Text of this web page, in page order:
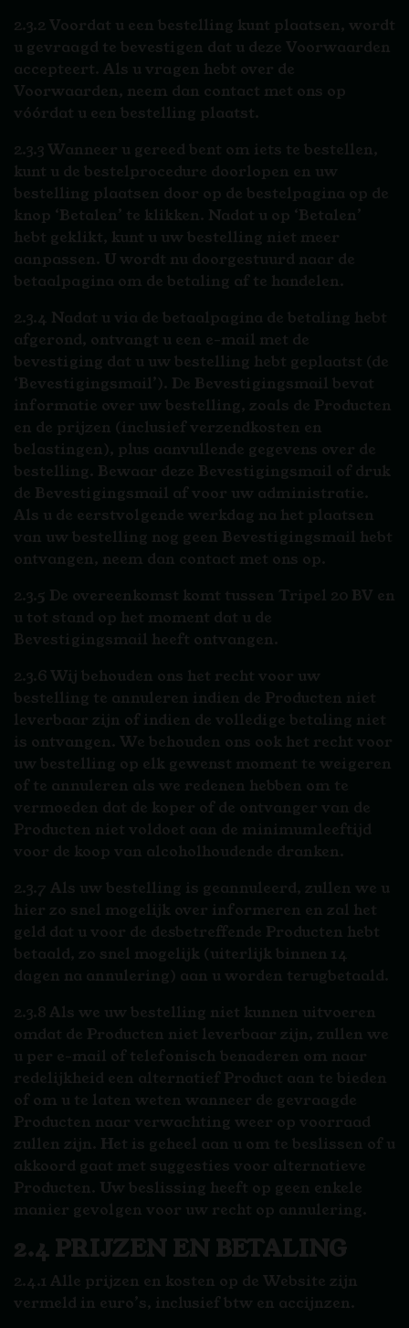
2.3.2 Voordat u een bestelling kunt plaatsen, wordt
u gevraagd te bevestigen dat u deze Voorwaarden
accepteert. Als u vragen hebt over de
Voorwaarden, neem dan contact met ons op
vóórdat u een bestelling plaatst.
2.3.3 Wanneer u gereed bent om iets te bestellen,
kunt u de bestelprocedure doorlopen en uw
bestelling plaatsen door op de bestelpagina op de
knop ‘Betalen’ te klikken. Nadat u op ‘Betalen’
hebt geklikt, kunt u uw bestelling niet meer
aanpassen. U wordt nu doorgestuurd naar de
betaalpagina om de betaling af te handelen.
2.3.4 Nadat u via de betaalpagina de betaling hebt
afgerond, ontvangt u een e-mail met de
bevestiging dat u uw bestelling hebt geplaatst (de
‘Bevestigingsmail’). De Bevestigingsmail bevat
informatie over uw bestelling, zoals de Producten
en de prijzen (inclusief verzendkosten en
belastingen), plus aanvullende gegevens over de
bestelling. Bewaar deze Bevestigingsmail of druk
de Bevestigingsmail af voor uw administratie.
Als u de eerstvolgende werkdag na het plaatsen
van uw bestelling nog geen Bevestigingsmail hebt
ontvangen, neem dan contact met ons op.
2.3.5 De overeenkomst komt tussen Tripel 20 BV en
u tot stand op het moment dat u de
Bevestigingsmail heeft ontvangen.
2.3.6 Wij behouden ons het recht voor uw
bestelling te annuleren indien de Producten niet
leverbaar zijn of indien de volledige betaling niet
is ontvangen. We behouden ons ook het recht voor
uw bestelling op elk gewenst moment te weigeren
of te annuleren als we redenen hebben om te
vermoeden dat de koper of de ontvanger van de
Producten niet voldoet aan de minimumleeftijd
voor de koop van alcoholhoudende dranken.
2.3.7 Als uw bestelling is geannuleerd, zullen we u
hier zo snel mogelijk over informeren en zal het
geld dat u voor de desbetreffende Producten hebt
betaald, zo snel mogelijk (uiterlijk binnen 14
dagen na annulering) aan u worden terugbetaald.
2.3.8 Als we uw bestelling niet kunnen uitvoeren
omdat de Producten niet leverbaar zijn, zullen we
u per e-mail of telefonisch benaderen om naar
redelijkheid een alternatief Product aan te bieden
of om u te laten weten wanneer de gevraagde
Producten naar verwachting weer op voorraad
zullen zijn. Het is geheel aan u om te beslissen of u
akkoord gaat met suggesties voor alternatieve
Producten. Uw beslissing heeft op geen enkele
manier gevolgen voor uw recht op annulering.
2.4 PRIJZEN EN BETALING
2.4.1 Alle prijzen en kosten op de Website zijn
vermeld in euro’s, inclusief btw en accijnzen.